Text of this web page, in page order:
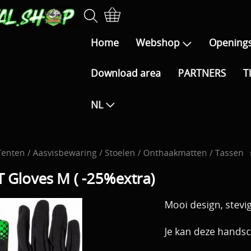
Home Webshop
Download area PARTNERS
NL
/ Aasvisbewaring / Stoelen / Onthaakmatten / Tassen
Gloves M ( -25%extra)
Mooi design,
Je kan deze